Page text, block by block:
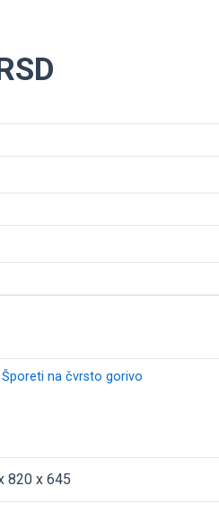
Šporeti na čvrsto gorivo
820 x 645